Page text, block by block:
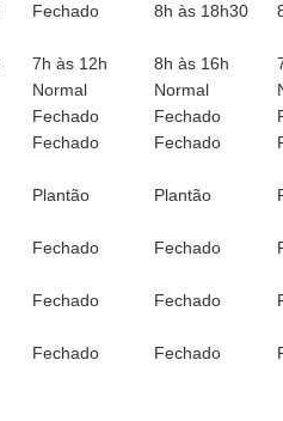
Fechado 8h às 18h30
7h às 12h 8h às 16h
Normal Normal
Fechado Fechado
Fechado Fechado
Plantão Plantão
Fechado Fechado
Fechado Fechado
Fechado Fechado